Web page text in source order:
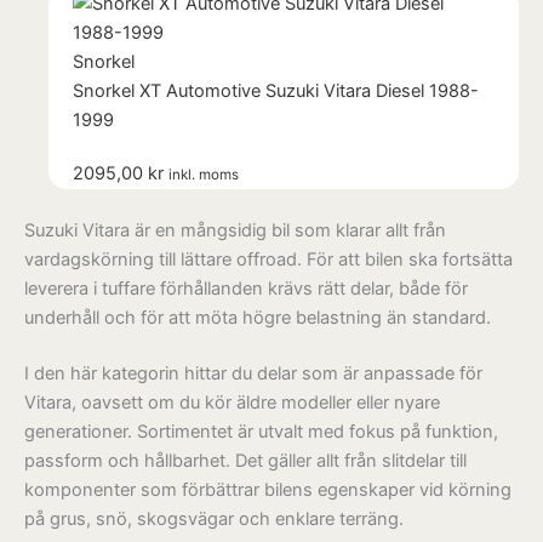
Snorkel
Snorkel XT Automotive Suzuki Vitara Diesel 1988-
1999
2095,00 kr inkl. moms
Suzuki Vitara är en mångsidig bil som klarar allt från
vardagskörning till lättare offroad. För att bilen ska fortsätta
leverera i tuffare förhållanden krävs rätt delar, både för
underhåll och för att möta högre belastning än standard.
I den här kategorin hittar du delar som är anpassade för
Vitara, oavsett om du kör äldre modeller eller nyare
generationer. Sortimentet är utvalt med fokus på funktion,
passform och hållbarhet. Det gäller allt från slitdelar till
komponenter som förbättrar bilens egenskaper vid körning
på grus, snö, skogsvägar och enklare terräng.